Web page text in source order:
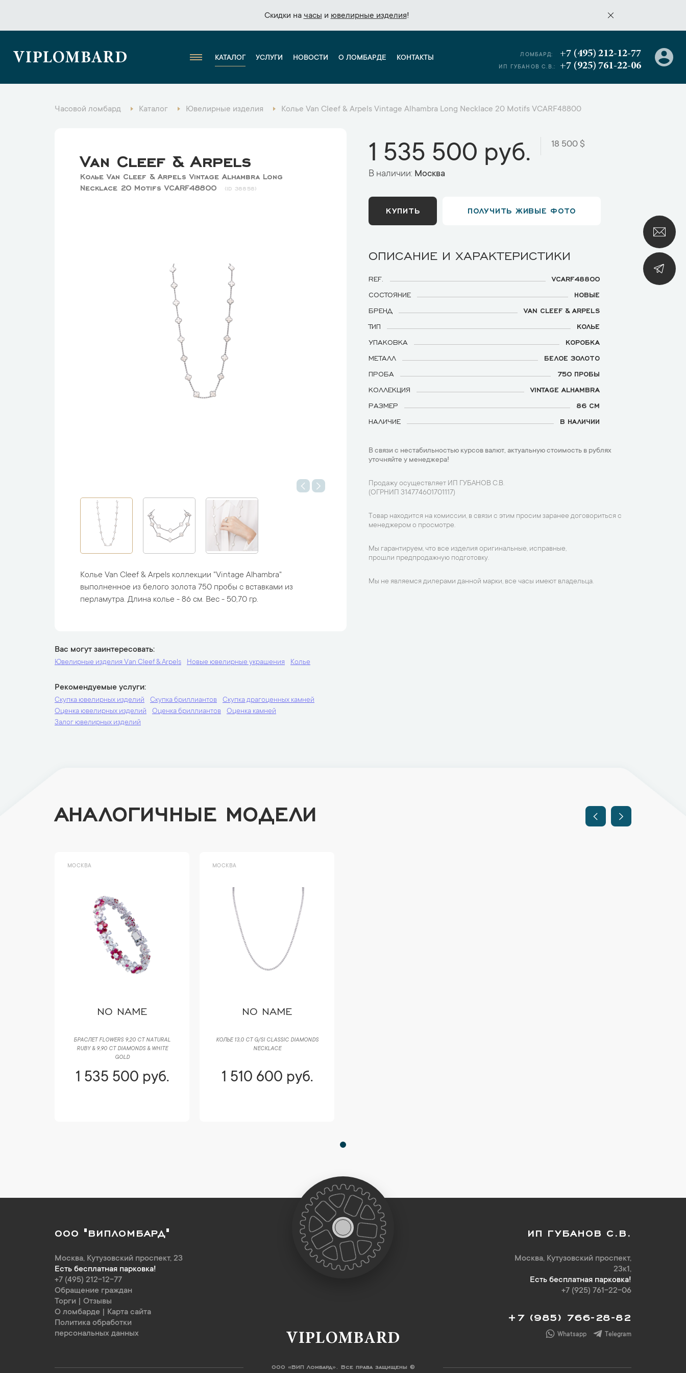
Скидки на часы и ювелирные изделия!
Скидки на часы и ювелирные изделия!
VIPLOMBARD КАТАЛОГ УСЛУГИ НОВОСТИ О ЛОМБАРДЕ КОНТАКТЫ ЛОМБАРД: +7 (495) 212-12-77
ИП ГУБАНОВ С.В.: +7 (925) 761-22-06
Часовой ломбард Каталог Ювелирные изделия Колье Van Cleef & Arpels Vintage Alhambra Long Necklace 20 Motifs VCARF48800
Van Cleef & Arpels
Колье Van Cleef & Arpels Vintage Alhambra Long
Necklace 20 Motifs VCARF48800
38858
Колье Van Cleef & Arpels коллекции "Vintage Alhambra"
выполненное из белого золота 750 пробы с вставками из
перламутра. Длина колье - 86 см. Вес - 50,70 гр.
Вас могут заинтересовать
Ювелирные изделия Van Cleef & Arpels Новые ювелирные украшения Колье
Рекомендуемые услуги
Скупка ювелирных изделий Скупка бриллиантов
Скупка драгоценных камней
Оценка ювелирных изделий
Оценка бриллиантов
Оценка камней
Залог ювелирных изделий
1 535 500 руб. 18 500 $
В наличии: Москва
КУПИТЬ ПОЛУЧИТЬ ЖИВЫЕ ФОТО
ОПИСАНИЕ И ХАРАКТЕРИСТИКИ
REF.
VCARF48800
СОСТОЯНИЕ
НОВЫЕ
БРЕНД
VAN CLEEF & ARPELS
ТИП
КОЛЬЕ
УПАКОВКА
КОРОБКА
МЕТАЛЛ
БЕЛОЕ ЗОЛОТО
ПРОБА
750 ПРОБЫ
КОЛЛЕКЦИЯ
VINTAGE ALHAMBRA
РАЗМЕР
86 СМ
НАЛИЧИЕ
В НАЛИЧИИ
В связи с нестабильностью курсов валют, актуальную стоимость в рублях
уточняйте у менеджера!
Продажу осуществляет ИП ГУБАНОВ С.В.
(ОГРНИП 314774601701117)
Товар находится на комиссии, в связи с этим просим заранее договориться с
менеджером о просмотре.
Мы гарантируем, что все изделия оригинальные, исправные,
прошли предпродажную подготовку.
Мы не являемся дилерами данной марки, все часы имеют владельца.
АНАЛОГИЧНЫЕ МОДЕЛИ
МОСКВА
NO NAME
БРАСЛЕТ FLOWERS 9,20 CT NATURAL
RUBY & 9,90 CT DIAMONDS & WHITE
GOLD
1 535 500 руб.
МОСКВА
NO NAME
КОЛЬЕ 13,0 CT G/SI CLASSIC DIAMONDS
NECKLACE
1 510 600 руб.
ООО "ВИПЛОМБАРД"
Москва, Кутузовский проспект, 23
Есть бесплатная парковка!
+7 (495) 212-12-77
Обращение граждан
Торги
Отзывы
О ломбарде
Карта сайта
Политика обработки
персональных данных
ИП ГУБАНОВ С.В.
Москва, Кутузовский проспект,
23к1,
Есть бесплатная парковка!
+7 (925) 761-22-06
+7 (985) 766-28-82
Whatsapp Telegram
VIPLOMBARD
ООО «ВИП Ломбард». Все права защищены ©